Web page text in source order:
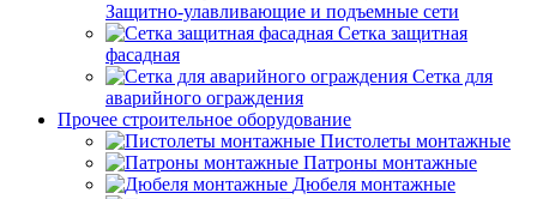
Защитно-улавливающие и подъемные сети
Сетка защитная
фасадная
Сетка для
аварийного ограждения
Прочее строительное оборудование
Пистолеты монтажные
Патроны монтажные
Дюбеля монтажные